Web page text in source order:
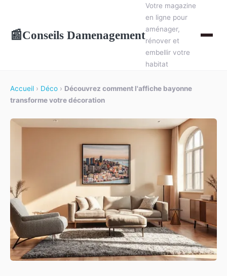
📰Conseils Damenagement
Votre magazine
en ligne pour
aménager,
rénover et
embellir votre
habitat
Accueil › Déco › Découvrez comment l'affiche bayonne
transforme votre décoration